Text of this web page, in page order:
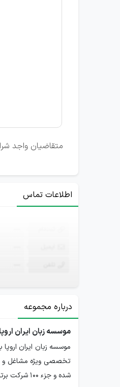
متقاضیان واجد
اطلاعات تماس
درباره مجموعه
موسسه زبان ایران
موسسه زبان ایران
شده و جزء 100 شرکت برتر دانش بنیان در کشور می باشد